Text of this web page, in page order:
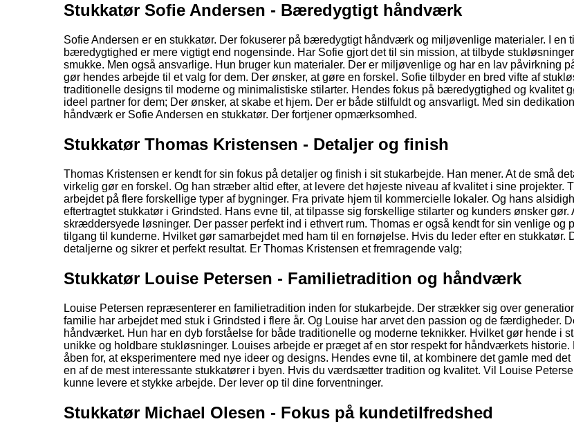
Stukkatør Sofie Andersen - Bæredygtigt håndværk
Sofie Andersen er en stukkatør. Der fokuserer på bæredygtigt håndværk og miljøvenlige materialer. I en
bæredygtighed er mere vigtigt end nogensinde. Har Sofie gjort det til sin mission, at tilbyde
smukke. Men også ansvarlige. Hun bruger kun materialer. Der er miljøvenlige og har en lav påvirkning
gør hendes arbejde til et valg for dem. Der ønsker, at gøre en forskel. Sofie tilbyder en bred vifte af
traditionelle designs til moderne og minimalistiske stilarter. Hendes fokus på bæredygtighed og kvalitet
ideel partner for dem; Der ønsker, at skabe et hjem. Der er både stilfuldt og ansvarligt. Med sin
håndværk er Sofie Andersen en stukkatør. Der fortjener opmærksomhed.
Stukkatør Thomas Kristensen - Detaljer og finish
Thomas Kristensen er kendt for sin fokus på detaljer og finish i sit stukarbejde. Han mener. At de små
virkelig gør en forskel. Og han stræber altid efter, at levere det højeste niveau af kvalitet i sine projekter.
arbejdet på flere forskellige typer af bygninger. Fra private hjem til kommercielle lokaler. Og hans
eftertragtet stukkatør i Grindsted. Hans evne til, at tilpasse sig forskellige stilarter og kunders ønsker gør.
skræddersyede løsninger. Der passer perfekt ind i ethvert rum. Thomas er også kendt for sin venlige og
tilgang til kunderne. Hvilket gør samarbejdet med ham til en fornøjelse. Hvis du leder efter en stukkatør.
detaljerne og sikrer et perfekt resultat. Er Thomas Kristensen et fremragende valg;
Stukkatør Louise Petersen - Familietradition og håndværk
Louise Petersen repræsenterer en familietradition inden for stukarbejde. Der strækker sig over
familie har arbejdet med stuk i Grindsted i flere år. Og Louise har arvet den passion og de færdigheder.
håndværket. Hun har en dyb forståelse for både traditionelle og moderne teknikker. Hvilket gør hende i
unikke og holdbare stukløsninger. Louises arbejde er præget af en stor respekt for håndværkets historie.
åben for, at eksperimentere med nye ideer og designs. Hendes evne til, at kombinere det gamle med det
en af de mest interessante stukkatører i byen. Hvis du værdsætter tradition og kvalitet. Vil Louise
kunne levere et stykke arbejde. Der lever op til dine forventninger.
Stukkatør Michael Olesen - Fokus på kundetilfredshed